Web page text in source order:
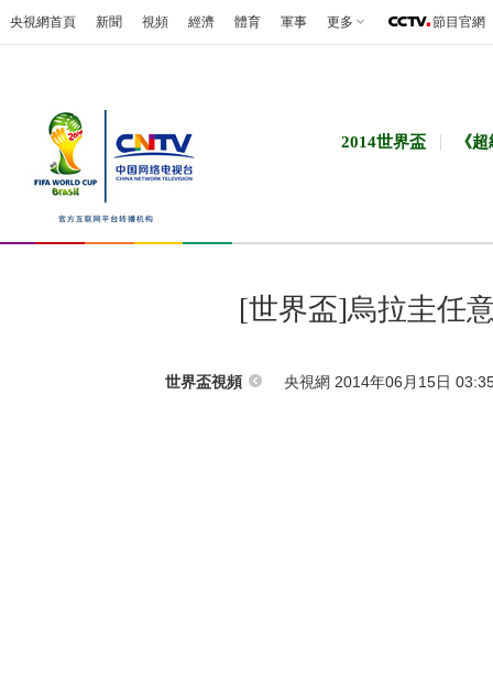
央視網首頁 新聞 視頻 經濟 體育 軍事 更多 節目官網
2014世界盃 《
[世界盃]烏拉圭任
世界盃視頻 央視網 2014年06月15日